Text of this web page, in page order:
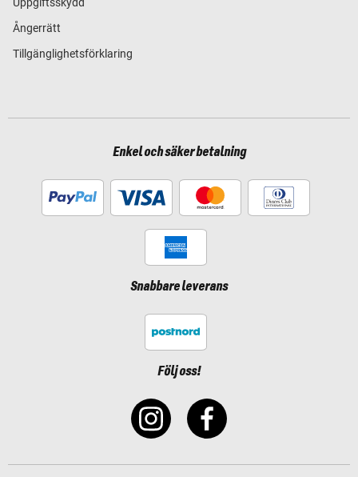
Ångerrätt
Tillgänglighetsförklaring
Enkel och säker betalning
Snabbare leverans
Följ oss!